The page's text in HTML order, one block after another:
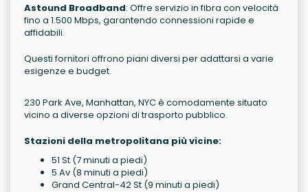
Astound Broadband: Offre servizio in fibra con velocità
fino a 1.500 Mbps, garantendo connessioni rapide e
affidabili.
Questi fornitori offrono piani diversi per adattarsi a varie
esigenze e budget.
230 Park Ave, Manhattan, NYC è comodamente situato
vicino a diverse opzioni di trasporto pubblico.
Stazioni della metropolitana più vicine:
51 St (7 minuti a piedi)
5 Av (8 minuti a piedi)
Grand Central-42 St (9 minuti a piedi)